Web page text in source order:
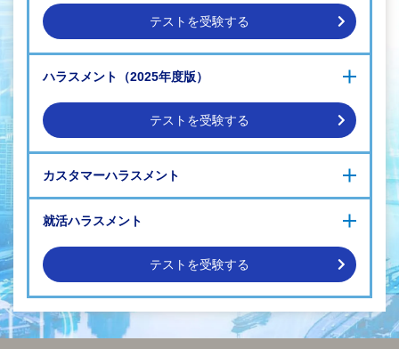
「ハラスメント」に関するお悩みやお困りごとの例
理職がいる
ハラスメント発生時の正しい対処法、予防の仕組みなどが組織
内に構築されていない
「SOGIハラ」や「マタニティハラスメント」など、新たなハラ
「発生時の対応」
テストを受験する
セクシャルハラスメント（セクハラ）
カスタマーハラスメント
その他のハラスメント
ハラスメント（2025年度版）
テストを受験する
セクシャルハラスメント（セクハラ）
パワーハラスメント（パワハラ）
カスタマーハラスメント（カスハラ）
その他のハラスメント
企業の講ずべき措置
働きやすい職場づくりのためのマネジメント
カスタマーハラスメント
のポイント
就活ハラスメント
テストを受験する